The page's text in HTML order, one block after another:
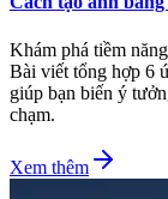
Khám phá tiềm
Bài viết tổng hợp 6
giúp bạn biến ý
chạm.
Xem thêm